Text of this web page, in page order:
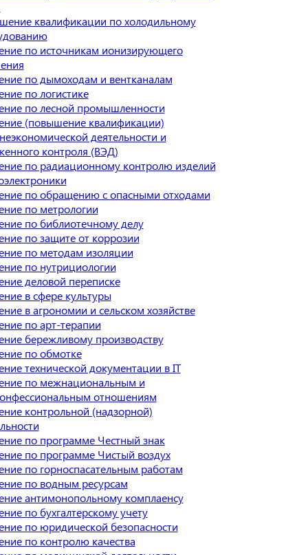
квалификации по холодильному
по источникам ионизирующего
по дымоходам и вентканалам
по логистике
по лесной промышленности
(повышение квалификации)
деятельности и
контроля (ВЭД)
по радиационному контролю изделий
по обращению с опасными отходами
по метрологии
по библиотечному делу
по защите от коррозии
по методам изоляции
по нутрициологии
деловой переписке
в сфере культуры
в агрономии и сельском хозяйстве
по арт-терапии
бережливому производству
по обмотке
технической документации в IT
по межнациональным и
отношениям
контрольной (надзорной)
по программе Честный знак
по программе Чистый воздух
по горноспасательным работам
по водным ресурсам
антимонопольному комплаенсу
по бухгалтерскому учету
по юридической безопасности
по контролю качества